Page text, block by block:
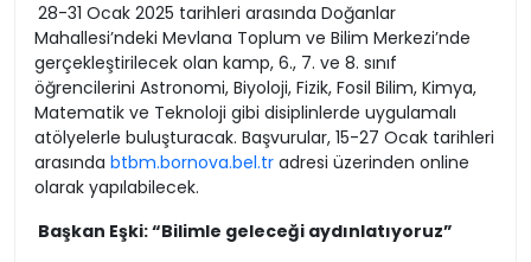
28-31 Ocak 2025 tarihleri arasında Doğanlar
Mahallesi’ndeki Mevlana Toplum ve Bilim Merkezi’nde
gerçekleştirilecek olan kamp, 6., 7. ve 8. sınıf
öğrencilerini Astronomi, Biyoloji, Fizik, Fosil Bilim, Kimya,
Matematik ve Teknoloji gibi disiplinlerde uygulamalı
atölyelerle buluşturacak. Başvurular, 15-27 Ocak tarihleri
arasında btbm.bornova.bel.tr adresi üzerinden online
olarak yapılabilecek.
Başkan Eşki: “Bilimle geleceği aydınlatıyoruz”